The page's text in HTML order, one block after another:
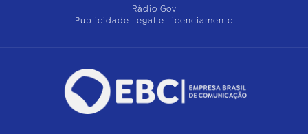
Rádio Gov
Publicidade Legal e Licenciamento